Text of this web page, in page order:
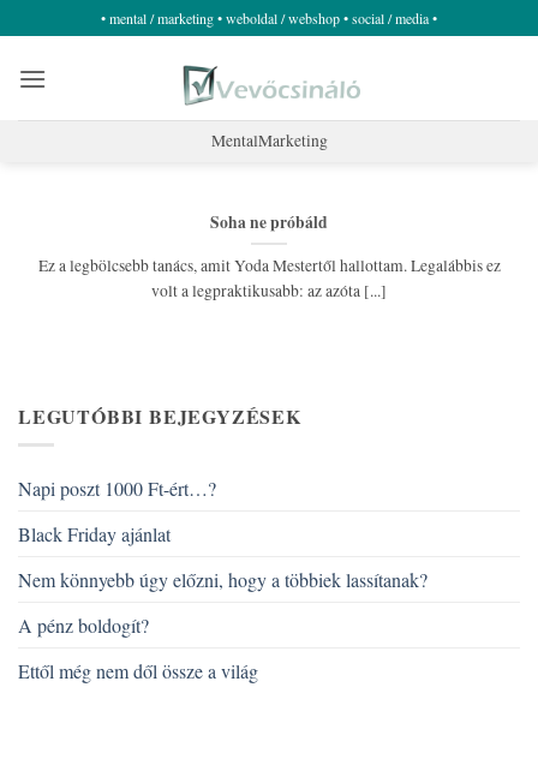
to
content
• mental / marketing • weboldal / webshop • social / media •
MentalMarketing
Soha ne próbáld
Ez a legbölcsebb tanács, amit Yoda Mestertől hallottam. Legalábbis ez
volt a legpraktikusabb: az azóta [...]
LEGUTÓBBI BEJEGYZÉSEK
Napi poszt 1000 Ft-ért…?
Black Friday ajánlat
Nem könnyebb úgy előzni, hogy a többiek lassítanak?
A pénz boldogít?
Ettől még nem dől össze a világ